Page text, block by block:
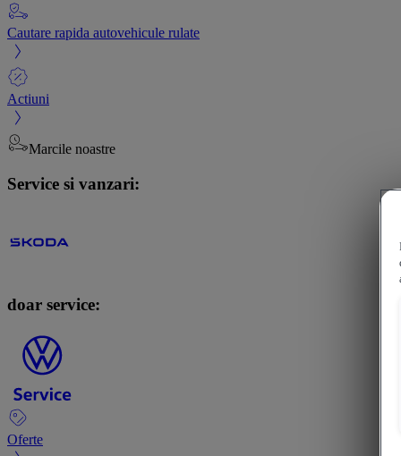
Cautare rapida autovehicule rulate
Actiuni
Marcile noastre
Service si vanzari:
doar service:
Oferte